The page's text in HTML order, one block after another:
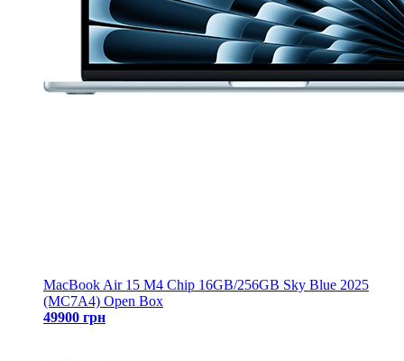
MacBook Air 15 M4 Chip 16GB/256GB Sky Blue 2025
(MC7A4) Open Box
49900 грн